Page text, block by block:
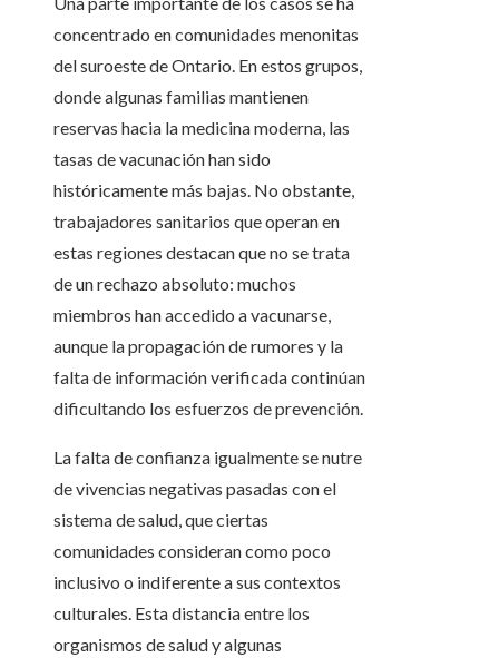
concentrado en comunidades menonitas
del suroeste de Ontario. En estos grupos,
donde algunas familias mantienen
reservas hacia la medicina moderna, las
tasas de vacunación han sido
históricamente más bajas. No obstante,
trabajadores sanitarios que operan en
estas regiones destacan que no se trata
de un rechazo absoluto: muchos
miembros han accedido a vacunarse,
aunque la propagación de rumores y la
falta de información verificada continúan
dificultando los esfuerzos de prevención.
La falta de confianza igualmente se nutre
de vivencias negativas pasadas con el
sistema de salud, que ciertas
comunidades consideran como poco
inclusivo o indiferente a sus contextos
culturales. Esta distancia entre los
organismos de salud y algunas